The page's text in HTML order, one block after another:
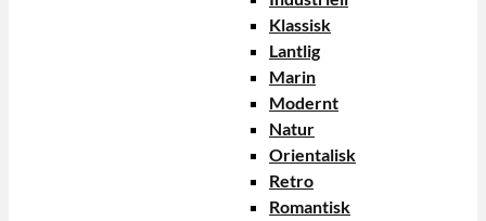
Klassisk
Lantlig
Marin
Modernt
Natur
Orientalisk
Retro
Romantisk